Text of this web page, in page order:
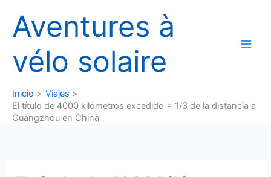
contenido
Aventures à
vélo solaire
Inicio
Viajes
El título de 4000 kilómetros excedido = 1/3 de la distancia a
Guangzhou en China